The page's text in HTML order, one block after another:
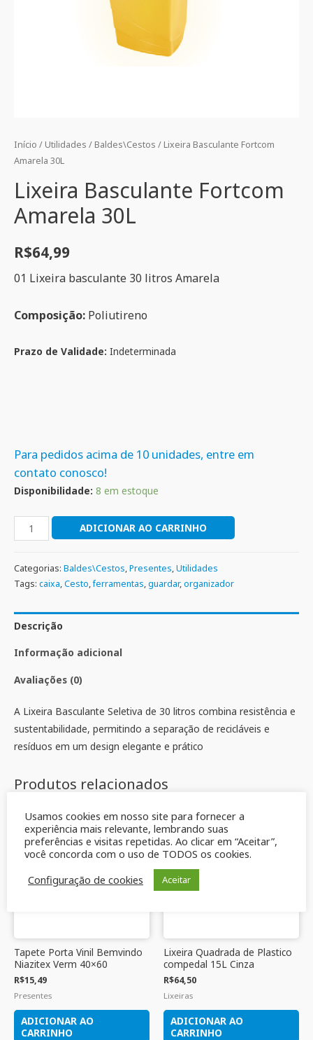
Início / Utilidades / Baldes\Cestos / Lixeira Basculante Fortcom
Amarela 30L
Lixeira Basculante Fortcom
Amarela 30L
R$64,99
01 Lixeira basculante 30 litros Amarela
Composição: Poliutireno
Prazo de Validade: Indeterminada
Para pedidos acima de 10 unidades, entre em
contato conosco!
Disponibilidade: 8 em estoque
ADICIONAR AO CARRINHO
Categorias: Baldes\Cestos,Presentes,Utilidades
Tags: caixa,Cesto,ferramentas,guardar,organizador
Descrição
Informação adicional
Avaliações (0)
A Lixeira Basculante Seletiva de 30 litros combina resistência e
sustentabilidade, permitindo a separação de recicláveis ​​e
resíduos em um design elegante e prático
Produtos relacionados
Tapete Porta Vinil Bemvindo
Niazitex Verm 40×60
R$15,49
Presentes
ADICIONAR AO
CARRINHO
Lixeira Quadrada de Plastico
compedal 15L Cinza
R$64,50
Lixeiras
ADICIONAR AO
CARRINHO
Usamos cookies em nosso site para fornecer a
experiência mais relevante, lembrando suas
preferências e visitas repetidas. Ao clicar em “Aceitar”,
você concorda com o uso de TODOS os cookies.
Configuração de cookies
Aceitar